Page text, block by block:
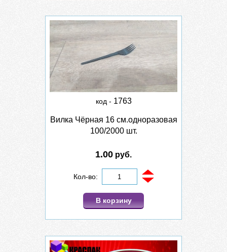
код - 1763
Вилка Чёрная 16 см.одноразовая
100/2000 шт.
1.00 руб.
Кол-во:
В корзину